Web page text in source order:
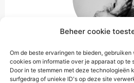
Beheer cookie
Om de beste ervaringen te bieden,
cookies om informatie over je apparaat op te
Door in te stemmen met deze technologieën
surfgedrag of unieke ID's op deze site
Paniek, schuld-en/ of
Gedachten die blijven